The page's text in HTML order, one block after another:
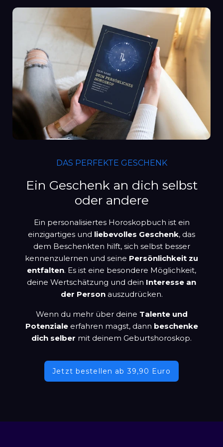
DAS PERFEKTE GESCHENK
Ein Geschenk an dich selbst
oder andere
Ein personalisiertes Horoskopbuch ist ein
einzigartiges und liebevolles Geschenk, das
dem Beschenkten hilft, sich selbst besser
kennenzulernen und seine Persönlichkeit zu
entfalten. Es ist eine besondere Möglichkeit,
deine Wertschätzung und dein Interesse an
der Personauszudrücken.
Wenn du mehr über deine Talente und
Potenzialeerfahren magst, dann beschenke
dich selber mit deinem Geburtshoroskop.
Jetzt bestellen ab 39,90 Euro